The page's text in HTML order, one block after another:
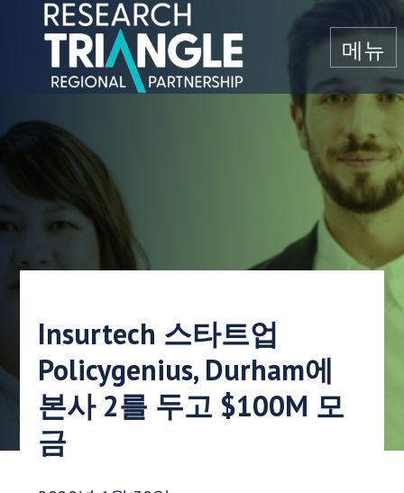
콘텐츠로 건너뛰기
메뉴
Insurtech 스타트업
Policygenius, Durham에
본사 2를 두고 $100M 모
금